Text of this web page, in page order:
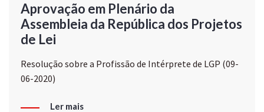
Aprovação em Plenário da
Assembleia da República dos Projetos
de Lei
Resolução sobre a Profissão de Intérprete de LGP (09-
06-2020)
Ler mais